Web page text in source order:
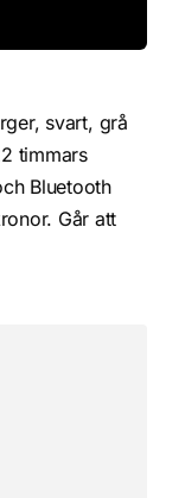
svart, grå
timmars
Bluetooth
Går att